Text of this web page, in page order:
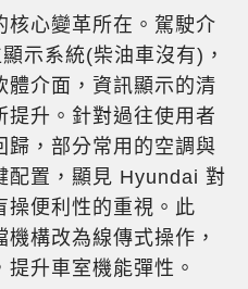
核心變革所在。駕駛介
示系統(柴油車沒有)，
體介面，資訊顯示的清
提升。針對過往使用者
歸，部分常用的空調與
配置，顯見 Hyundai 對
操便利性的重視。此
構改為線傳式操作，
升車室機能彈性。